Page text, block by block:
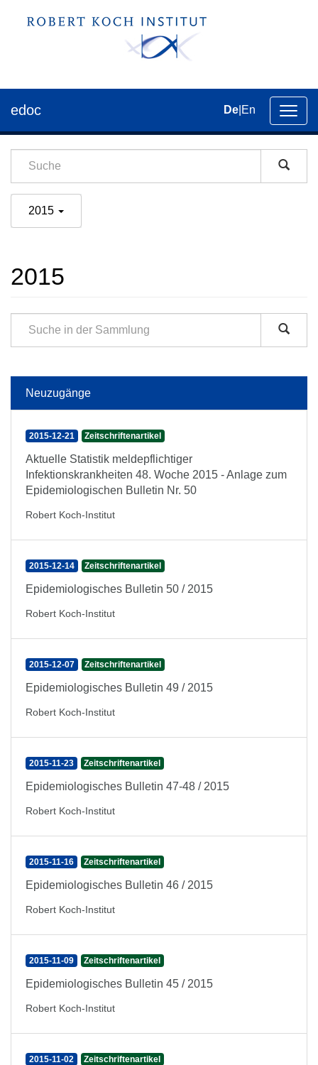
der
edoc De En
2015
2015
Neuzugänge
2015-12-21 Zeitschriftenartikel
Aktuelle Statistik meldepflichtiger
Infektionskrankheiten 48. Woche 2015 - Anlage zum
Epidemiologischen Bulletin Nr. 50
Robert Koch-Institut
2015-12-14 Zeitschriftenartikel
Epidemiologisches Bulletin 50 / 2015
Robert Koch-Institut
2015-12-07 Zeitschriftenartikel
Epidemiologisches Bulletin 49 / 2015
Robert Koch-Institut
2015-11-23 Zeitschriftenartikel
Epidemiologisches Bulletin 47-48 / 2015
Robert Koch-Institut
2015-11-16 Zeitschriftenartikel
Epidemiologisches Bulletin 46 / 2015
Robert Koch-Institut
2015-11-09 Zeitschriftenartikel
Epidemiologisches Bulletin 45 / 2015
Robert Koch-Institut
2015-11-02 Zeitschriftenartikel